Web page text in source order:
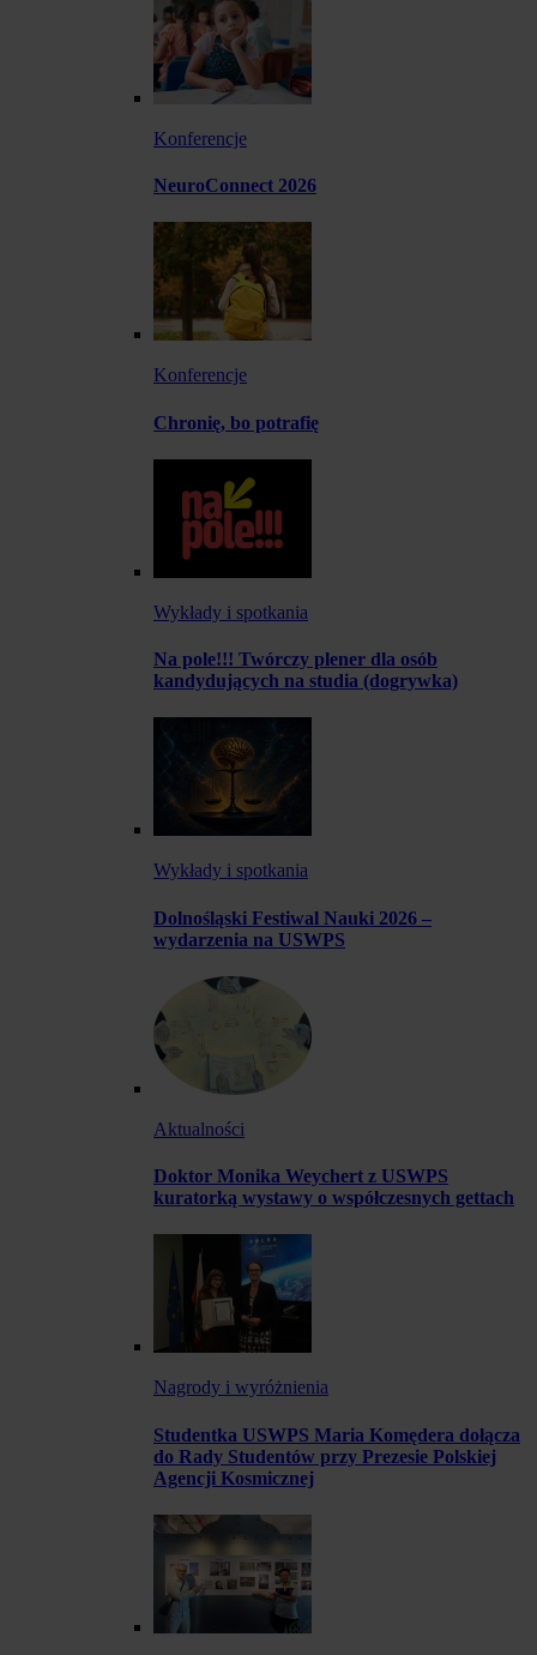
Konferencje
NeuroConnect 2026
Konferencje
Chronię, bo potrafię
Wykłady i spotkania
Na pole!!! Twórczy plener dla osób
kandydujących na studia (dogrywka)
Wykłady i spotkania
Dolnośląski Festiwal Nauki 2026 –
wydarzenia na USWPS
Aktualności
Doktor Monika Weychert z USWPS
kuratorką wystawy o współczesnych gettach
Nagrody i wyróżnienia
Studentka USWPS Maria Komędera dołącza
do Rady Studentów przy Prezesie Polskiej
Agencji Kosmicznej